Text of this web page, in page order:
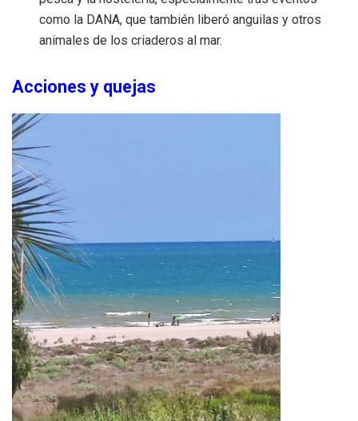
como la DANA, que también liberó anguilas y otros
animales de los criaderos al mar.
Acciones y quejas